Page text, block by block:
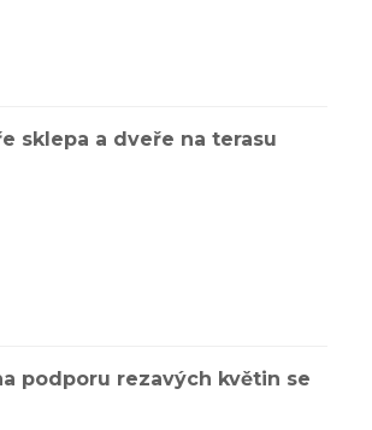
sklepa a dveře na terasu
podporu rezavých květin se